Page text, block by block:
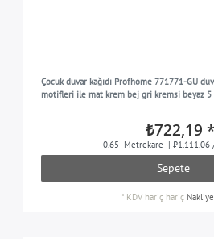
Çocuk duvar kağıdı Profhome 771771-GU
motifleri ile mat krem bej gri kremsi beyaz 5
₺722,19 *
0.65 Metrekare | ₺1.111,06
Sepete
* KDV hariç hariç